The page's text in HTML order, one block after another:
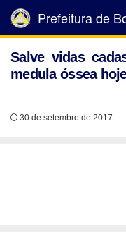
Prefeitura de
Salve vidas
medula óssea
30 de setembro de 2017